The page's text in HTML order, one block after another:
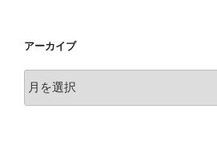
アーカイブ
ー